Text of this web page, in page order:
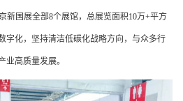
新国展全部8个展馆，总展览面积10万+平方
字化，坚持清洁低碳化战略方向，与众多行
业高质量发展。